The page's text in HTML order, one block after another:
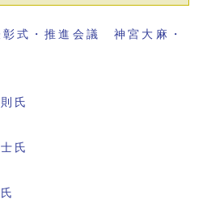
彰式・推進会議 神宮大麻・
氏
氏